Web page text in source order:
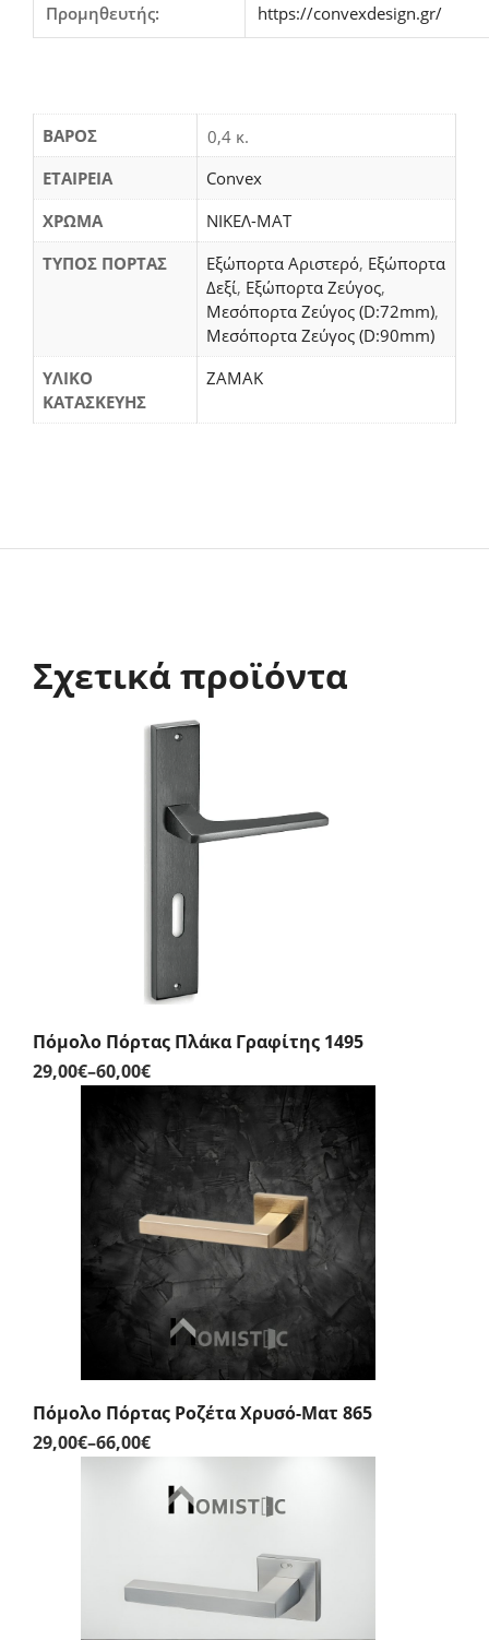
Προμηθευτής: https://convexdesign.gr/
ΒΆΡΟΣ
0,4 κ.
ΕΤΑΙΡΕΙΑ
Convex
ΧΡΩΜΑ
ΝΙΚΕΛ-ΜΑΤ
ΤΥΠΟΣ ΠΟΡΤΑΣ
Εξώπορτα Αριστερό, Εξώπορτα
Δεξί, Εξώπορτα Ζεύγος,
Μεσόπορτα Ζεύγος (D:72mm),
Μεσόπορτα Ζεύγος (D:90mm)
ΥΛΙΚΟ
ΚΑΤΑΣΚΕΥΗΣ
ΖΑΜΑΚ
Σχετικά προϊόντα
Πόμολο Πόρτας Πλάκα Γραφίτης 1495
29,00€–60,00€Price
range:
29,00€
through
60,00€
Πόμολο Πόρτας Ροζέτα Χρυσό-Ματ 865
29,00€–66,00€Price
range:
29,00€